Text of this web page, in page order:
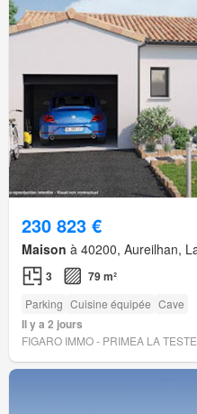
230 823 €
Maison à 40200, Aureilhan,
3 79 m²
Parking Cuisine équipée Cave
Il y a 2 jours
FIGARO IMMO - PRIMEA LA